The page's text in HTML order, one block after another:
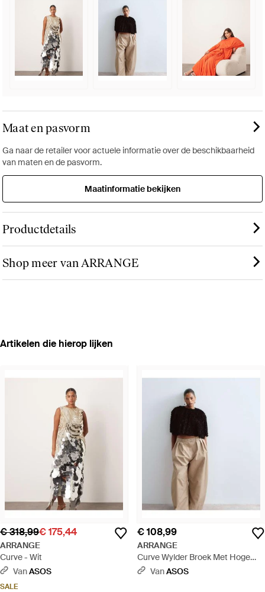
Maat en pasvorm
Ga naar de retailer voor actuele informatie over de beschikbaarheid
van maten en de pasvorm.
Maatinformatie bekijken
Productdetails
Shop meer van ARRANGE
Artikelen die hierop lijken
€ 318,99€ 175,44
ARRANGE
Curve - Wit
VanASOS
SALE
€ 108,99
ARRANGE
Curve Wylder Broek Met Hoge
Taille En Wijde Pijpen - Bruin
VanASOS